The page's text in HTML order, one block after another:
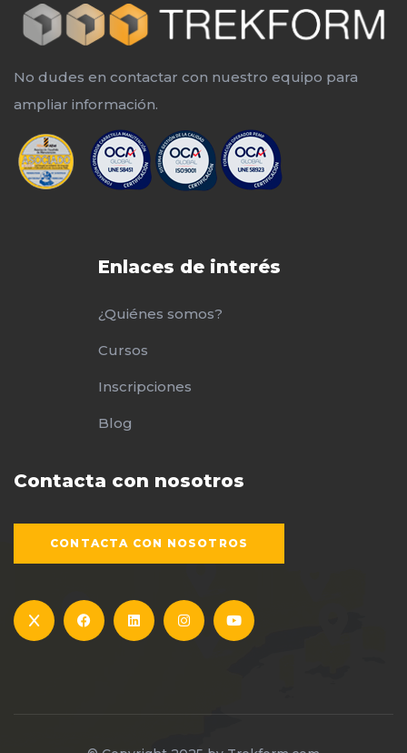
No dudes en contactar con nuestro equipo para
ampliar información.
Enlaces de interés
¿Quiénes somos?
Cursos
Inscripciones
Blog
Contacta con nosotros
CONTACTA CON NOSOTROS